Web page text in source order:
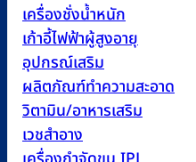
เครื่องชั่งน้ำหนัก
เก้าอี้ไฟฟ้าผู้สูงอายุ
อุปกรณ์เสริม
ผลิตภัณฑ์ทำความสะอาด
วิตามิน/อาหารเสริม
เวชสำอาง